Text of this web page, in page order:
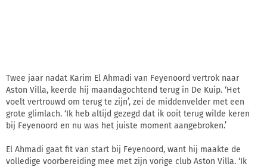
Twee jaar nadat Karim El Ahmadi van Feyenoord vertrok naar
Aston Villa, keerde hij maandagochtend terug in De Kuip. ‘Het
voelt vertrouwd om terug te zijn’, zei de middenvelder met een
grote glimlach. ‘Ik heb altijd gezegd dat ik ooit terug wilde keren
bij Feyenoord en nu was het juiste moment aangebroken.’
El Ahmadi gaat fit van start bij Feyenoord, want hij maakte de
volledige voorbereiding mee met zijn vorige club Aston Villa. ‘Ik